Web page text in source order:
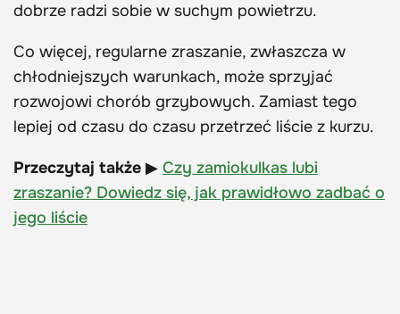
dobrze radzi sobie w suchym powietrzu.
Co więcej, regularne zraszanie, zwłaszcza w
chłodniejszych warunkach, może sprzyjać
rozwojowi chorób grzybowych. Zamiast tego
lepiej od czasu do czasu przetrzeć liście z kurzu.
Przeczytaj także ▶ Czy zamiokulkas lubi
zraszanie? Dowiedz się, jak prawidłowo zadbać o
jego liście